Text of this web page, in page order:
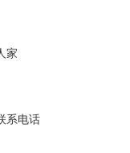
家
系电话